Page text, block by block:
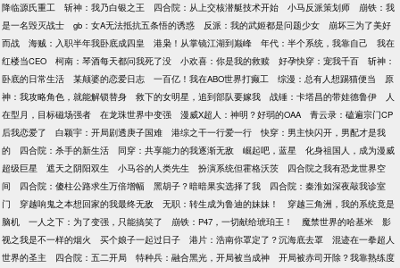
降临源氏重工
斩神：我乃白银之王 四合院：从上交核潜艇技术开始 小马反派策划师
崩铁：我
是一名毁灭战士
gb：女A无法抵抗五条悟的诱惑 反派：我的武姬都是问题少女
崩坏三为了美好
而战
海贼：入职半年我卧底成四皇 港枭！从掌镜江湖到巅峰 年代：半个系统，我靠自己
我在
红楼当CEO
柯南：琴酒每天都问我死了没 小欢喜：你是我的救赎 好孕快穿：宠我千百
斩神：
卧底的日常生活
某颠婆的恋爱日志 一百亿！我在ABO世界打癫工 综漫：总有人想踢猫便当
原
神：我攻略角色，就能解锁替身
救下的女明星，追到部队要嫁我 战锤：卡塔昌的带娃德鲁伊
人
在型月，目标磁场强者
在龙珠世界中变强 漫威X超人：神明？好弱的OAA
青云录：磕遍宗门CP
后我恋爱了
白颖宇：开局剧透庚子国难 港综之干一行爱一行
快穿：男主快闪开，男配才是我
的
四合院：杀手的新生活 同穿：共享能力的我逐渐无敌 崛起吧，蓝星
化身祖国人，成为漫威
超级巨星
遮天之阴阳双生 小马谷的人类先生 扮演系统但霍格沃茨
四合院之我有恐龙世界空
间
四合院：傻柱公路求生万倍增幅 黑胡子？暗暗果实选择了我
四合院：秦淮如深夜敲我诊室
门
穿越响鬼之本想回家的我最终无敌 无职：转生成为鲁迪的妹妹！
穿越三角洲，我的系统竟是
脑机
一人之下：为了变强，只能搞笑了 崩铁：P47，一切献给琥珀王！ 魔禁世界的哈基米
影
视之我是不一样的烟火
买个娘子一起过日子 港片：浩南你罩定了？沉海底去罩
混迹在一拳超人
世界的圣主
四合院：五二开局 特种兵：融合黑光，开局被当成神
开局被赤司开除？我靠熟练度